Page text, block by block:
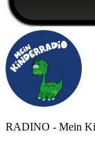
RADINO - Mein